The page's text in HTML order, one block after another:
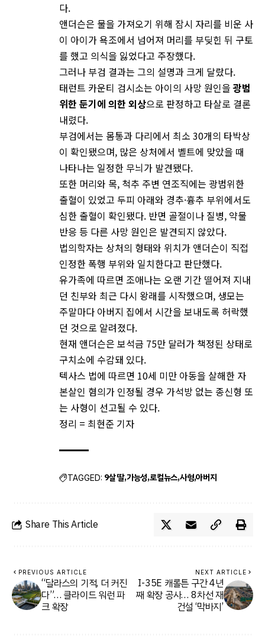
다.
앤더슨은 물을 가져오기 위해 잠시 자리를 비운 사
이 아이가 욕조에서 넘어져 머리를 부딪힌 뒤 구토
를 했고 의식을 잃었다고 주장했다.
그러나 부검 결과는 그의 설명과 크게 달랐다.
태런트 카운티 검시소는 아이의 사망 원인을광범
위한 둔기에 의한 외상으로 판정하고 타살로 결론
내렸다.
부검에서는 몸통과 다리에서 최소 30개의 타박상
이 확인됐으며, 많은 상처에서 벨트에 맞았을 때
나타나는 일정한 무늬가 발견됐다.
또한 머리와 목, 척추 주변 연조직에는 광범위한
출혈이 있었고 두피 아래와 경추·흉추 부위에서도
심한 출혈이 확인됐다. 반면 골절이나 질병, 약물
반응 등 다른 사망 원인은 발견되지 않았다.
법의학자는 상처의 형태와 위치가 앤더슨이 직접
인정한 폭행 부위와 일치한다고 판단했다.
유가족에 따르면 조애나는 오랜 기간 떨어져 지내
던 친부와 최근 다시 왕래를 시작했으며, 생모는
주말마다 아버지 집에서 시간을 보내도록 허락했
던 것으로 알려졌다.
현재 앤더슨은 보석금 75만 달러가 책정된 상태로
구치소에 수감돼 있다.
텍사스 법에 따르면 10세 미만 아동을 살해한 자
본살인 혐의가 인정될 경우 가석방 없는 종신형 또
는 사형이 선고될 수 있다.
정리 = 최현준 기자
TAGGED: 9살 딸가능성 로컬뉴스사형아버지
Share This Article
PREVIOUS ARTICLE
“달라스의 기적, 더 커진
다”… 클라이드 워런 파
크 확장
NEXT ARTICLE
I-35E 캐롤튼 구간 4년
째 확장 공사… 8차선 재
건설 ‘막바지’